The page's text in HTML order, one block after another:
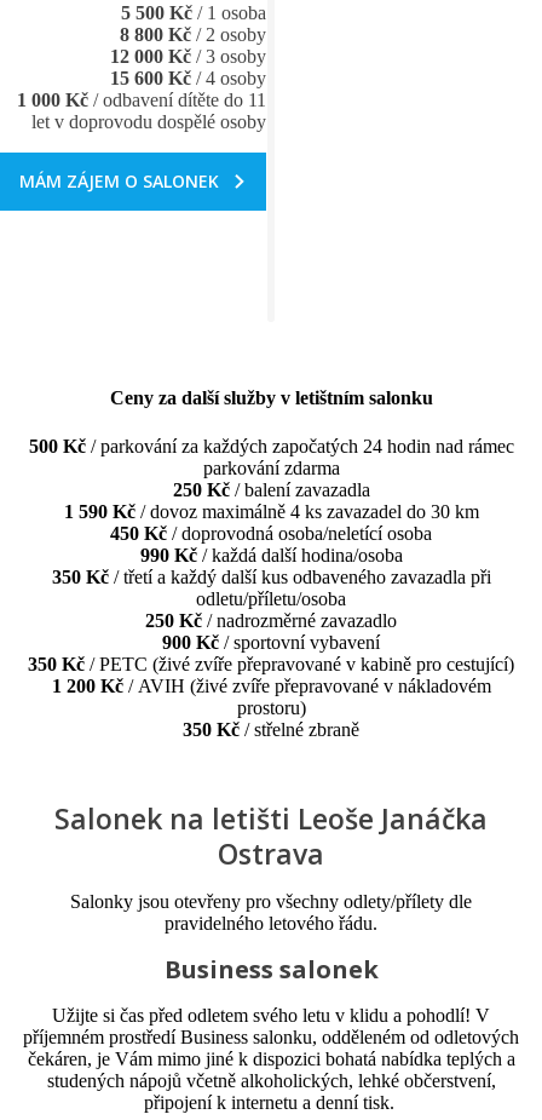
5 500 Kč / 1 osoba
8 800 Kč / 2 osoby
12 000 Kč / 3 osoby
15 600 Kč / 4 osoby
1 000 Kč / odbavení dítěte do 11
let v doprovodu dospělé osoby
MÁM ZÁJEM O SALONEK
Ceny za další služby v letištním salonku
500 Kč/ parkování za každých započatých 24 hodin nad rámec
parkování zdarma
250 Kč/ balení zavazadla
1 590 Kč/ dovoz maximálně 4 ks zavazadel do 30 km
450 Kč / doprovodná osoba/neletící osoba
990 Kč/ každá další hodina/osoba
350 Kč/ třetí a každý další kus odbaveného zavazadla při
odletu/příletu/osoba
250 Kč / nadrozměrné zavazadlo
900 Kč / sportovní vybavení
350 Kč / PETC (živé zvíře přepravované v kabině pro cestující)
1 200 Kč/ AVIH (živé zvíře přepravované v nákladovém
prostoru)
350 Kč / střelné zbraně
Salonek na letišti Leoše Janáčka
Ostrava
Salonky jsou otevřeny pro všechny odlety/přílety dle
pravidelného letového řádu.
Business salonek
Užijte si čas před odletem svého letu v klidu a pohodlí! V
příjemném prostředí Business salonku, odděleném od odletových
čekáren, je Vám mimo jiné k dispozici bohatá nabídka teplých a
studených nápojů včetně alkoholických, lehké občerstvení,
připojení k internetu a denní tisk.